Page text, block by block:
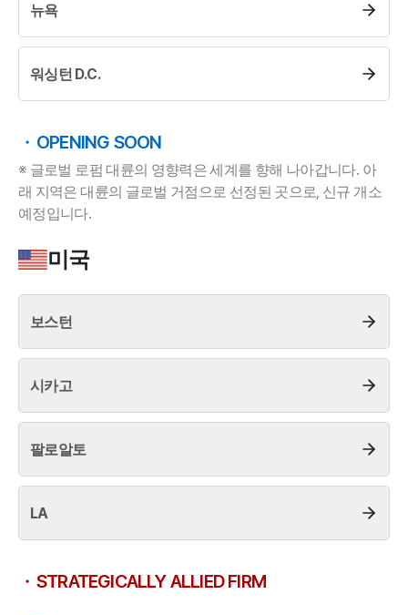
그룹소개
오시는 길
고객의 소리
통합검색
AI대륜
사례분석/최신동향
고객후기
뉴욕
워싱턴 D.C.
OPENING SOON
※ 글로벌 로펌 대륜의 영향력은 세계를 향해 나아갑니다. 아
래 지역은 대륜의 글로벌 거점으로 선정된 곳으로, 신규 개소
예정입니다.
미국
보스턴
시카고
팔로알토
LA
STRATEGICALLY ALLIED FIRM